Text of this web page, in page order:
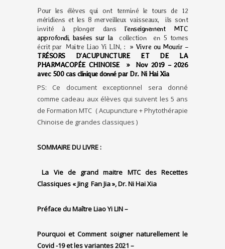
Pour les élèves qui ont terminé le tours de 12
méridiens et les 8 merveilleux vaisseaux, ils sont
invité à plonger dans l’enseignement MTC
approfondi, basées sur lacollection en 5 tomes
écrit par Maitre Liao Yi LIN, :
» Vivre ou Mourir –
TRÉSORS D’ACUPUNCTURE ET DE LA
PHARMACOPÉE CHINOISE » Nov 2019 – 2026
avec 500 cas clinique donné par Dr. Ni Hai Xia
PS: Ce document exceptionnel sera donné
comme cadeau aux élèves qui suivent les 5 ans
de Formation MTC ( Acupuncture + Phytothérapie
Chinoise de grandes classiques )
SOMMAIRE DU LIVRE :
La Vie de grand maitre MTC des Recettes
Classiques « Jing Fan Jia », Dr. Ni Hai Xia
Préface du Maître Liao Yi LIN –
Pourquoi et Comment soigner naturellement le
Covid -19 et les variantes 2021 –